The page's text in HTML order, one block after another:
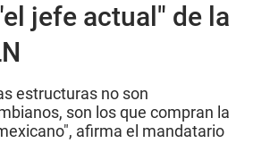
jefe actual" de la
estructuras no son
son los que compran la
afirma el mandatario